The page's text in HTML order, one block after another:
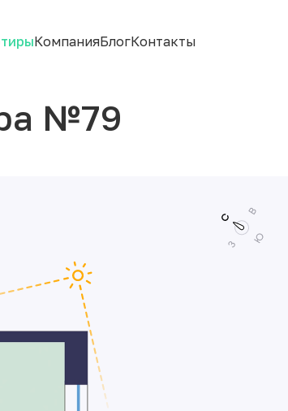
КомпанияБлогКонтакты
№79